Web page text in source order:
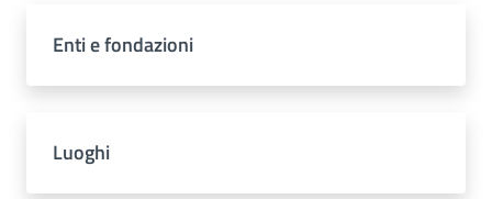
Enti e fondazioni
Luoghi